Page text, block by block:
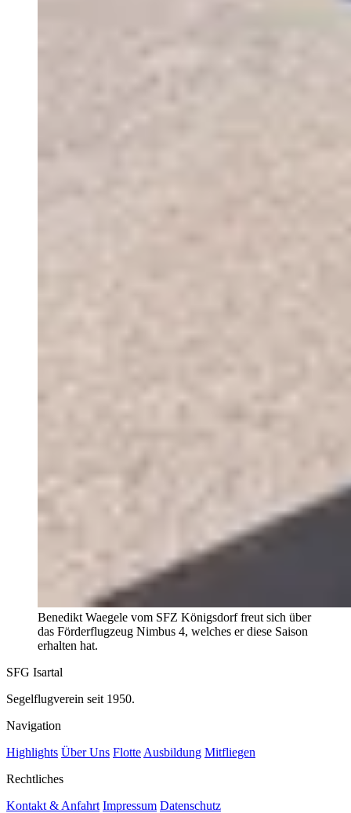
Benedikt Waegele vom SFZ Königsdorf freut sich über
das Förderflugzeug Nimbus 4, welches er diese Saison
erhalten hat.
SFG Isartal
Segelflugverein seit 1950.
Navigation
Highlights Über Uns Flotte Ausbildung Mitfliegen
Rechtliches
Kontakt & Anfahrt Impressum Datenschutz